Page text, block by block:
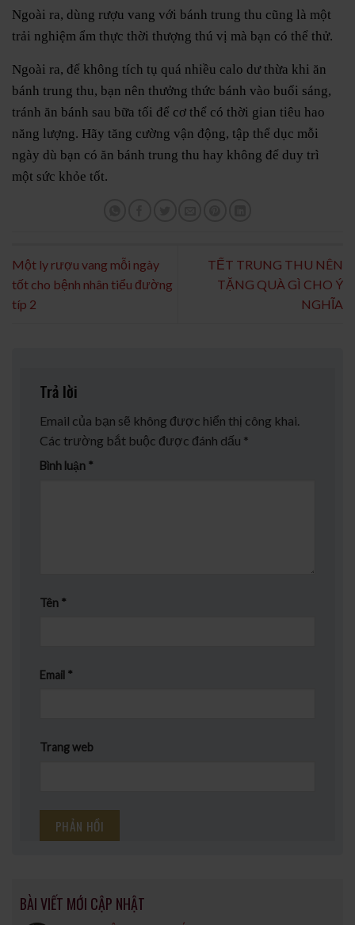
Ngoài ra, dùng rượu vang với bánh trung thu cũng là một
trải nghiệm ẩm thực thời thượng thú vị mà bạn có thể thử.
Ngoài ra, để không tích tụ quá nhiều calo dư thừa khi ăn
bánh trung thu, bạn nên thưởng thức bánh vào buổi sáng,
tránh ăn bánh sau bữa tối để cơ thể có thời gian tiêu hao
năng lượng. Hãy tăng cường vận động, tập thể dục mỗi
ngày dù bạn có ăn bánh trung thu hay không để duy trì
một sức khỏe tốt.
Một ly rượu vang mỗi ngày
tốt cho bệnh nhân tiểu đường
típ 2
TẾT TRUNG THU NÊN
TẶNG QUÀ GÌ CHO Ý
NGHĨA
Trả lời
Email của bạn sẽ không được hiển thị công khai.
Các trường bắt buộc được đánh dấu *
Bình luận *
Tên *
Email *
Trang web
BÀI VIẾT MỚI CẬP NHẬT